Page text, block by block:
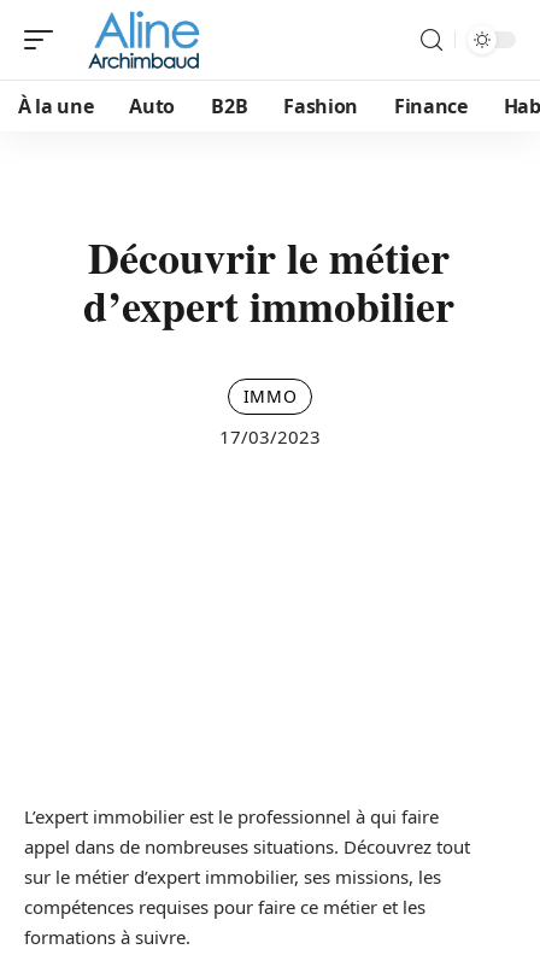
À la une Auto B2B Fashion Finance
Découvrir le métier
d’expert immobilier
IMMO
17/03/2023
L’expert immobilier est le professionnel à qui faire
appel dans de nombreuses situations. Découvrez tout
sur le métier d’expert immobilier, ses missions, les
compétences requises pour faire ce métier et les
formations à suivre.